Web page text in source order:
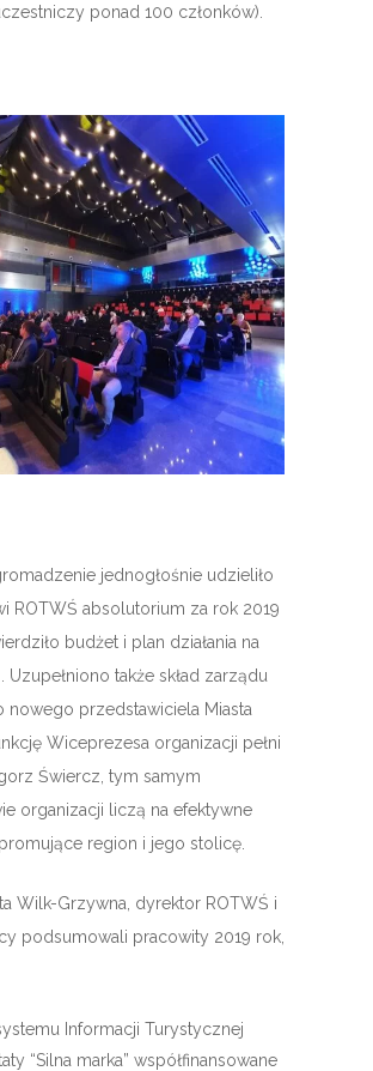
ponad 100 członków).
jednogłośnie udzieliło
ROTWŚ absolutorium za rok 2019
budżet i plan działania na
Uzupełniono także skład zarządu
nowego przedstawiciela Miasta
Wiceprezesa organizacji pełni
Świercz, tym samym
organizacji liczą na efektywne
promujące region i jego stolicę.
Wilk-Grzywna, dyrektor ROTWŚ i
podsumowali pracowity 2019 rok,
Informacji Turystycznej
“Silna marka” współfinansowane